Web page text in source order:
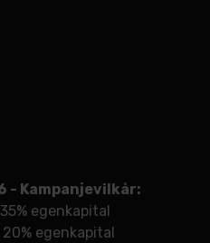
- Kampanjevilkår:
egenkapital
egenkapital